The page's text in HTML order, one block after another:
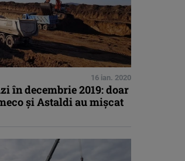
16 ian. 2020
în decembrie 2019: doar
şi Astaldi au mişcat